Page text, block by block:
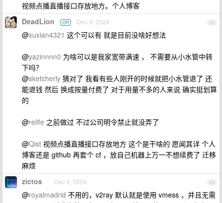
视频点播直播接口存放地方。个人博客
23
DeadLion OP Dec 9, 2024
@xuxian4321 这个可以有 就是目前没啥好想法
@yazinnnn0 为啥可以是我家宽带满速 ， 不需要从小水管中转
下吗？
@sketcherly 猜对了 我看有些人刚开的时候就把小水管退了 还
能退钱 然后 换成按量付费了 对于用量不多的人来说 确实挺划算
的
@relife 之前做过 不过公司明令禁止就没弄了
@Qist 视频点播直播接口存放地方 这个是干啥的 愿闻其详 个人
博客还是 github 再套个 cf ，放自己机器上万一不想续费了 迁移
麻烦
24
zictos Dec 9, 2024
@royalmadrid 不用的，v2ray 默认就是使用 vmess ，并且无需